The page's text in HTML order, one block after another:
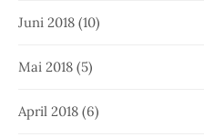
Juni 2018 (10)
Mai 2018 (5)
April 2018 (6)